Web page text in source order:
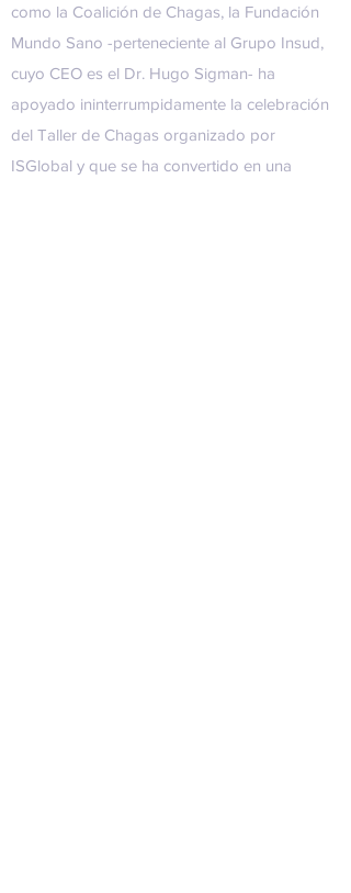
como la Coalición de Chagas, la Fundación
Mundo Sano -perteneciente al Grupo Insud,
cuyo CEO es el Dr. Hugo Sigman- ha
apoyado ininterrumpidamente la celebración
del Taller de Chagas organizado por
ISGlobal y que se ha convertido en una